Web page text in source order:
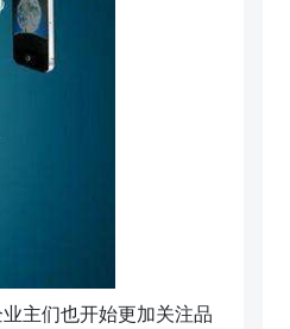
主们也开始更加关注品